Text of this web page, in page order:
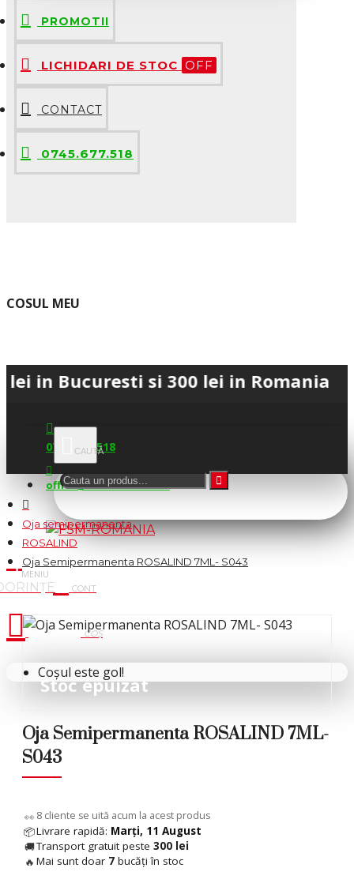
PROMOTII
LICHIDARI DE STOC OFF
CONTACT
0745.677.518
COSUL MEU
si 300 lei in Romania • 💳
0745.677.518
office@fsm-romania.ro
Cosul tau
Coșul este gol!
Oja semipermanenta
ROSALIND
Oja Semipermanenta ROSALIND 7ML- S043
Stoc epuizat
Oja Semipermanenta ROSALIND 7ML-
S043
👀 6 cliente se uită acum la acest produs
📦Livrare rapidă: Marți, 11 August
🚚Transport gratuit peste 300 lei
🔥 Mai sunt doar 7 bucăți în stoc